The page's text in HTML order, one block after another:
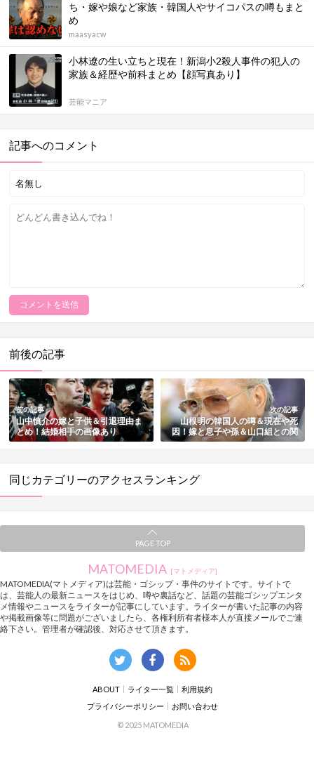
ち・嫁や娘など家族・韓国人やサイコパスの噂もまと
め
maasyacw
小林遼の生い立ちと現在！新潟小2殺人事件の犯人の
家族＆経歴や前科まとめ【顔写真あり】
芸能マニア
記事へのコメント
前後の記事
前の記事
山中慎介の嫁と子供＆引退理由ま
とめ！結婚相手の画像あり
次の記事
山根明の韓国人の噂＆現在や死
因！嫁と息子や孫＆山口組との関
係まとめ
同じカテゴリーのアクセスランキング
PAGE TOP
MATOMEDIA [マトメディア]
MATOMEDIA(マトメディア)は芸能・ゴシップ・事件のサイトです。サイトで
は、芸能人の最新ニュースをはじめ、噂や裏話など、話題の芸能ゴシップエンタ
メ情報やニュースをライターが記事にしています。ライターが書いた記事の内容
や掲載画像等に問題がございましたら、各権利所有者様本人が直接メールでご連
絡下さい。管理者が確認後、対応させて頂きます。
ABOUT ライター一覧
利用規約
プライバシーポリシー
お問い合わせ
© 2025 MATOMEDIA